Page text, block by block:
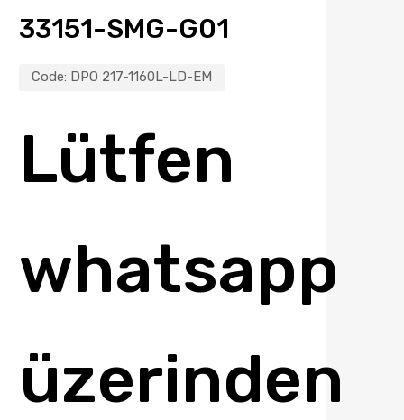
33151-SMG-G01
Code: DPO 217-1160L-LD-EM
Lütfen
whatsapp
üzerinden